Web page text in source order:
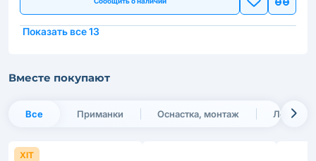
Показать все 13
Вместе покупают
Все Приманки Оснастка, монтаж Леска и
ХІТ